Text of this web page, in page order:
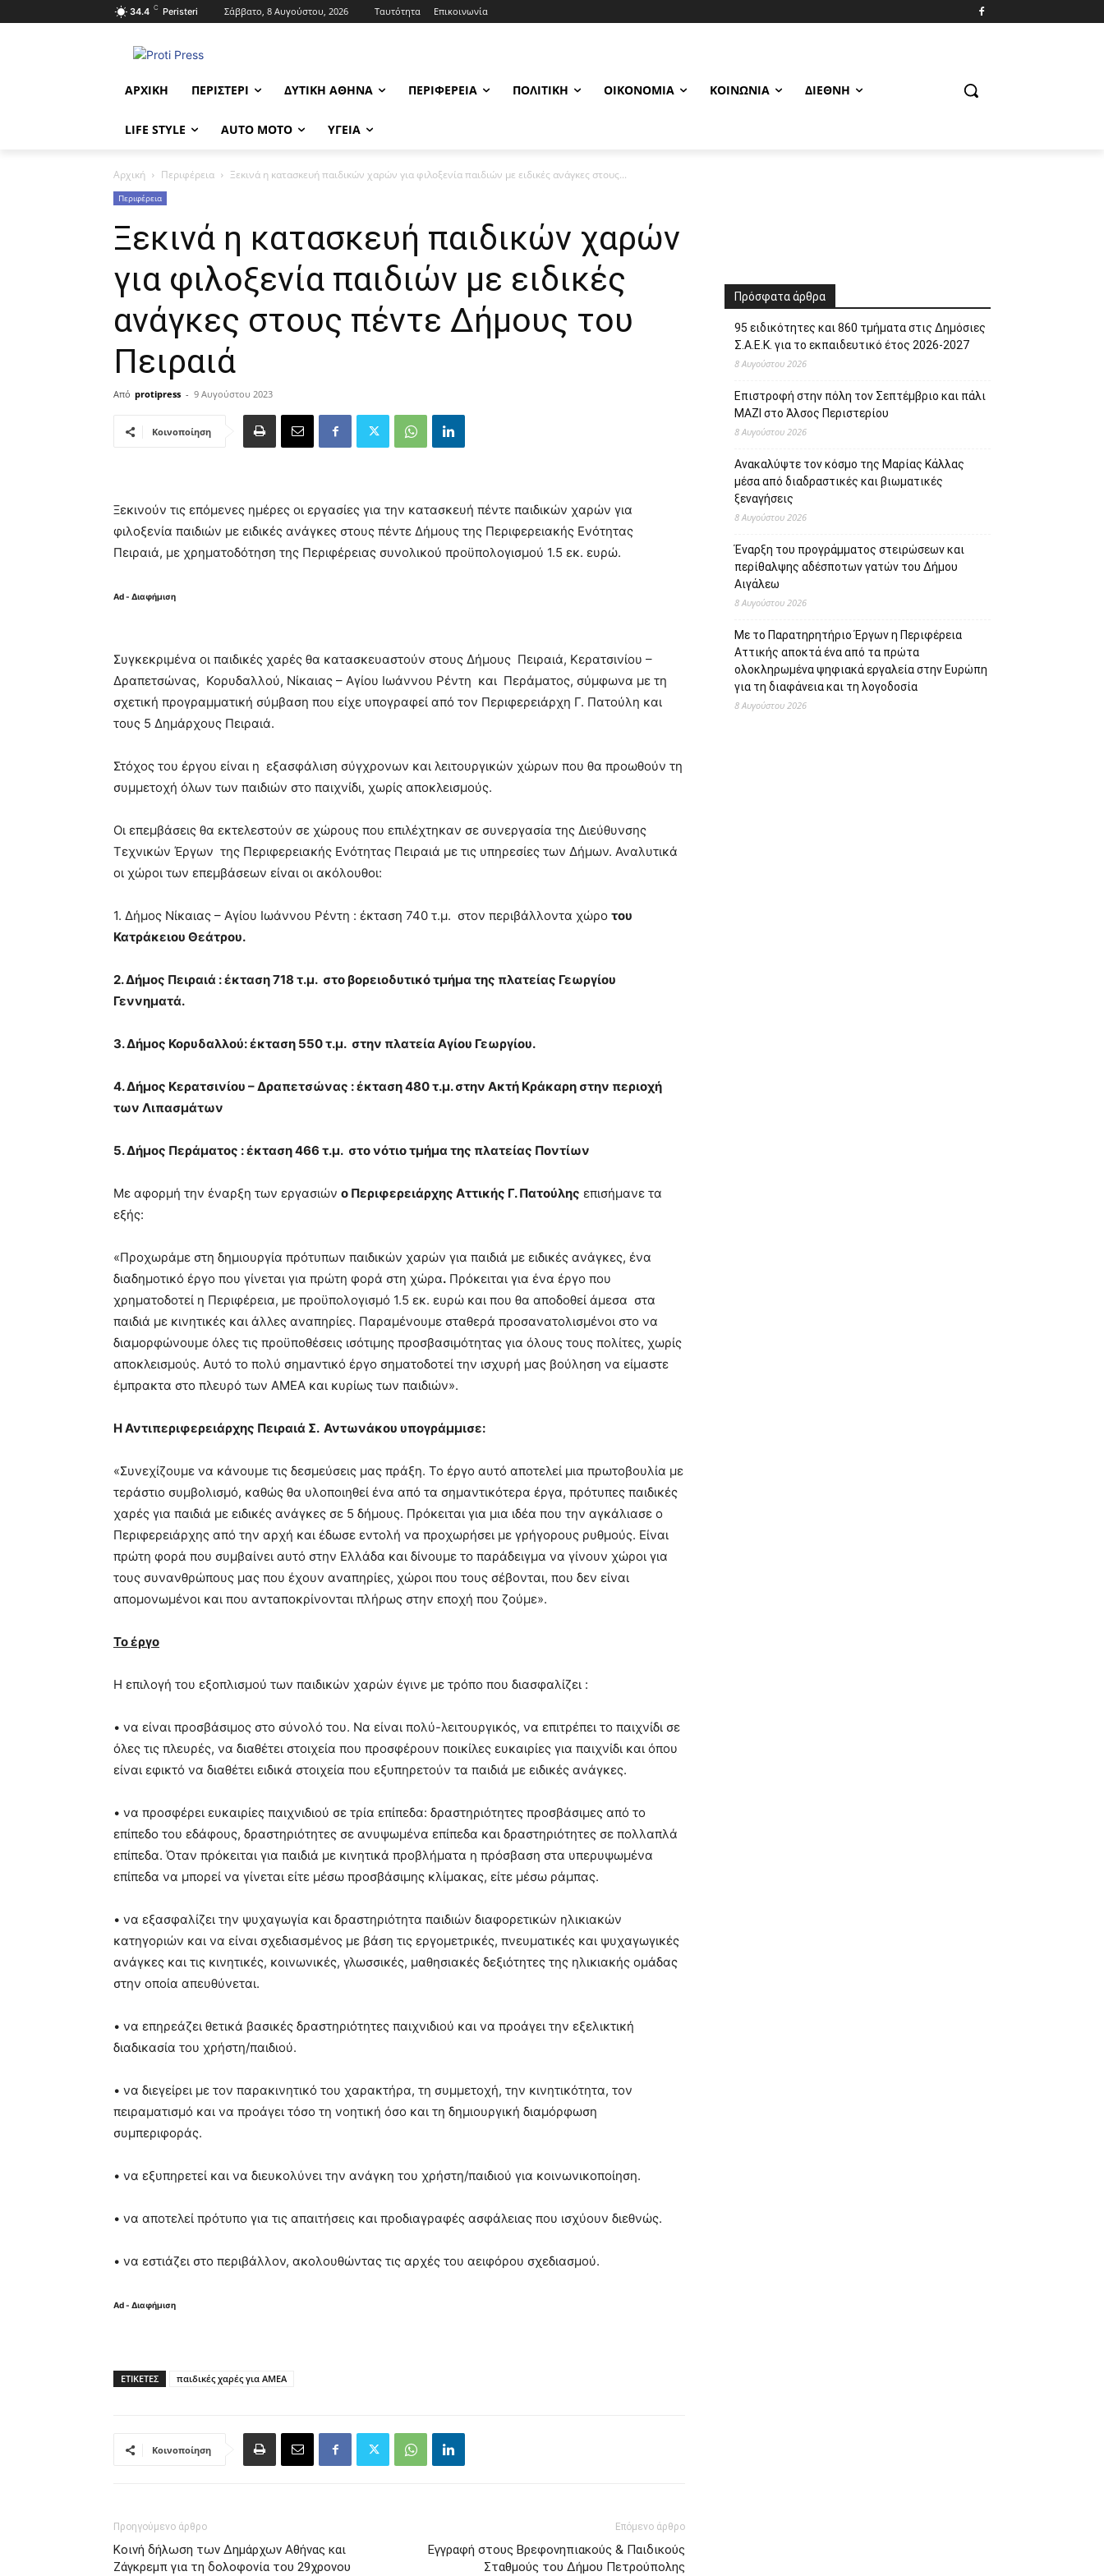
34.4 C Peristeri Σάββατο, 8 Αυγούστου, 2026 Ταυτότητα Επικοινωνία
ΑΡΧΙΚΉ ΠΕΡΙΣΤΈΡΙ ΔΥΤΙΚΉ ΑΘΉΝΑ ΠΕΡΙΦΈΡΕΙΑ ΠΟΛΙΤΙΚΉ ΟΙΚΟΝΟΜΊΑ ΚΟΙΝΩΝΊΑ ΔΙΕΘΝΉ
LIFE STYLE AUTO MOTO ΥΓΕΊΑ
Αρχική Περιφέρεια Ξεκινά η κατασκευή παιδικών χαρών για φιλοξενία παιδιών με ειδικές ανάγκες στους...
Περιφέρεια
Ξεκινά η κατασκευή παιδικών χαρών
για φιλοξενία παιδιών με ειδικές
ανάγκες στους πέντε Δήμους του
Πειραιά
Από protipress - 9 Αυγούστου 2023
Κοινοποίηση
Ξεκινούν τις επόμενες ημέρες οι εργασίες για την κατασκευή πέντε παιδικών χαρών για
φιλοξενία παιδιών με ειδικές ανάγκες στους πέντε Δήμους της Περιφερειακής Ενότητας
Πειραιά, με χρηματοδότηση της Περιφέρειας συνολικού προϋπολογισμού 1.5 εκ. ευρώ.
Ad - Διαφήμιση
Συγκεκριμένα οι παιδικές χαρές θα κατασκευαστούν στους Δήμους Πειραιά, Κερατσινίου –
Δραπετσώνας, Κορυδαλλού, Νίκαιας – Αγίου Ιωάννου Ρέντη και Περάματος, σύμφωνα με τη
σχετική προγραμματική σύμβαση που είχε υπογραφεί από τον Περιφερειάρχη Γ. Πατούλη και
τους 5 Δημάρχους Πειραιά.
Στόχος του έργου είναι η εξασφάλιση σύγχρονων και λειτουργικών χώρων που θα προωθούν τη
συμμετοχή όλων των παιδιών στο παιχνίδι, χωρίς αποκλεισμούς.
Οι επεμβάσεις θα εκτελεστούν σε χώρους που επιλέχτηκαν σε συνεργασία της Διεύθυνσης
Τεχνικών Έργων της Περιφερειακής Ενότητας Πειραιά με τις υπηρεσίες των Δήμων. Αναλυτικά
οι χώροι των επεμβάσεων είναι οι ακόλουθοι:
1. Δήμος Νίκαιας – Αγίου Ιωάννου Ρέντη : έκταση 740 τ.μ. στον περιβάλλοντα χώρο του
Κατράκειου Θεάτρου.
2. Δήμος Πειραιά : έκταση 718 τ.μ. στο βορειοδυτικό τμήμα της πλατείας Γεωργίου
Γεννηματά.
3. Δήμος Κορυδαλλού: έκταση 550 τ.μ. στην πλατεία Αγίου Γεωργίου.
4. Δήμος Κερατσινίου – Δραπετσώνας : έκταση 480τ.μ. στην Ακτή Κράκαρη στην περιοχή
των Λιπασμάτων
5. Δήμος Περάματος : έκταση 466 τ.μ. στο νότιο τμήμα της πλατείας Ποντίων
Με αφορμή την έναρξη των εργασιών ο Περιφερειάρχης Αττικής Γ. Πατούλης επισήμανε τα
εξής:
«Προχωράμε στη δημιουργία πρότυπων παιδικών χαρών για παιδιά με ειδικές ανάγκες, ένα
διαδημοτικό έργο που γίνεται για πρώτη φορά στη χώρα. Πρόκειται για ένα έργο που
χρηματοδοτεί η Περιφέρεια, με προϋπολογισμό 1.5 εκ. ευρώ και που θα αποδοθεί άμεσα στα
παιδιά με κινητικές και άλλες αναπηρίες. Παραμένουμε σταθερά προσανατολισμένοι στο να
διαμορφώνουμε όλες τις προϋποθέσεις ισότιμης προσβασιμότητας για όλους τους πολίτες, χωρίς
αποκλεισμούς. Αυτό το πολύ σημαντικό έργο σηματοδοτεί την ισχυρή μας βούληση να είμαστε
έμπρακτα στο πλευρό των ΑΜΕΑ και κυρίως των παιδιών».
Η Αντιπεριφερειάρχης Πειραιά Σ. Αντωνάκου υπογράμμισε:
«Συνεχίζουμε να κάνουμε τις δεσμεύσεις μας πράξη. Το έργο αυτό αποτελεί μια πρωτοβουλία με
τεράστιο συμβολισμό, καθώς θα υλοποιηθεί ένα από τα σημαντικότερα έργα, πρότυπες παιδικές
χαρές για παιδιά με ειδικές ανάγκες σε 5 δήμους. Πρόκειται για μια ιδέα που την αγκάλιασε ο
Περιφερειάρχης από την αρχή και έδωσε εντολή να προχωρήσει με γρήγορους ρυθμούς. Είναι
πρώτη φορά που συμβαίνει αυτό στην Ελλάδα και δίνουμε το παράδειγμα να γίνουν χώροι για
τους συνανθρώπους μας που έχουν αναπηρίες, χώροι που τους σέβονται, που δεν είναι
απομονωμένοι και που ανταποκρίνονται πλήρως στην εποχή που ζούμε».
Το έργο
Η επιλογή του εξοπλισμού των παιδικών χαρών έγινε με τρόπο που διασφαλίζει :
• να είναι προσβάσιμος στο σύνολό του. Να είναι πολύ-λειτουργικός, να επιτρέπει το παιχνίδι σε
όλες τις πλευρές, να διαθέτει στοιχεία που προσφέρουν ποικίλες ευκαιρίες για παιχνίδι και όπου
είναι εφικτό να διαθέτει ειδικά στοιχεία που εξυπηρετούν τα παιδιά με ειδικές ανάγκες.
• να προσφέρει ευκαιρίες παιχνιδιού σε τρία επίπεδα: δραστηριότητες προσβάσιμες από το
επίπεδο του εδάφους, δραστηριότητες σε ανυψωμένα επίπεδα και δραστηριότητες σε πολλαπλά
επίπεδα. Όταν πρόκειται για παιδιά με κινητικά προβλήματα η πρόσβαση στα υπερυψωμένα
επίπεδα να μπορεί να γίνεται είτε μέσω προσβάσιμης κλίμακας, είτε μέσω ράμπας.
• να εξασφαλίζει την ψυχαγωγία και δραστηριότητα παιδιών διαφορετικών ηλικιακών
κατηγοριών και να είναι σχεδιασμένος με βάση τις εργομετρικές, πνευματικές και ψυχαγωγικές
ανάγκες και τις κινητικές, κοινωνικές, γλωσσικές, μαθησιακές δεξιότητες της ηλικιακής ομάδας
στην οποία απευθύνεται.
• να επηρεάζει θετικά βασικές δραστηριότητες παιχνιδιού και να προάγει την εξελικτική
διαδικασία του χρήστη/παιδιού.
• να διεγείρει με τον παρακινητικό του χαρακτήρα, τη συμμετοχή, την κινητικότητα, τον
πειραματισμό και να προάγει τόσο τη νοητική όσο και τη δημιουργική διαμόρφωση
συμπεριφοράς.
• να εξυπηρετεί και να διευκολύνει την ανάγκη του χρήστη/παιδιού για κοινωνικοποίηση.
• να αποτελεί πρότυπο για τις απαιτήσεις και προδιαγραφές ασφάλειας που ισχύουν διεθνώς.
• να εστιάζει στο περιβάλλον, ακολουθώντας τις αρχές του αειφόρου σχεδιασμού.
Ad - Διαφήμιση
ΕΤΙΚΈΤΕΣ παιδικές χαρές για ΑΜΕΑ
Κοινοποίηση
Προηγούμενο άρθρο
Κοινή δήλωση των Δημάρχων Αθήνας και
Ζάγκρεμπ για τη δολοφονία του 29χρονου
Επόμενο άρθρο
Εγγραφή στους Βρεφονηπιακούς & Παιδικούς
Σταθμούς του Δήμου Πετρούπολης
Πρόσφατα άρθρα
95 ειδικότητες και 860 τμήματα στις Δημόσιες
Σ.Α.Ε.Κ. για το εκπαιδευτικό έτος 2026-2027
8 Αυγούστου 2026
Επιστροφή στην πόλη τον Σεπτέμβριο και πάλι
ΜΑΖΙ στο Άλσος Περιστερίου
8 Αυγούστου 2026
Ανακαλύψτε τον κόσμο της Μαρίας Κάλλας
μέσα από διαδραστικές και βιωματικές
ξεναγήσεις
8 Αυγούστου 2026
Έναρξη του προγράμματος στειρώσεων και
περίθαλψης αδέσποτων γατών του Δήμου
Αιγάλεω
8 Αυγούστου 2026
Με το Παρατηρητήριο Έργων η Περιφέρεια
Αττικής αποκτά ένα από τα πρώτα
ολοκληρωμένα ψηφιακά εργαλεία στην Ευρώπη
για τη διαφάνεια και τη λογοδοσία
8 Αυγούστου 2026